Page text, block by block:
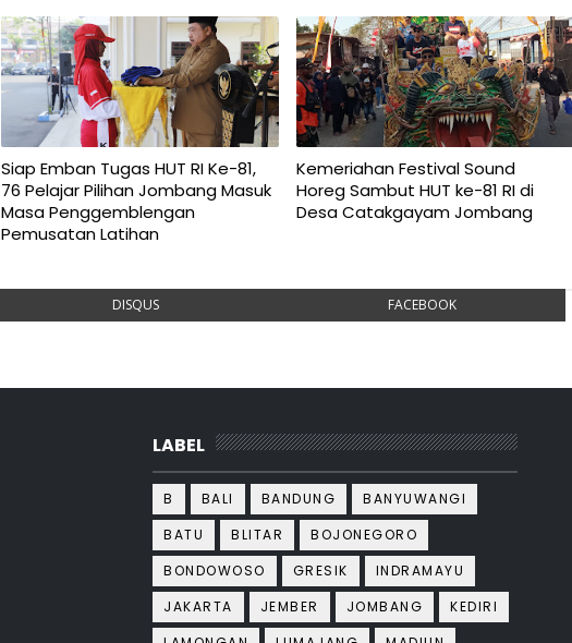
Siap Emban Tugas HUT RI Ke-81,
76 Pelajar Pilihan Jombang Masuk
Masa Penggemblengan
Pemusatan Latihan
Kemeriahan Festival Sound
Horeg Sambut HUT ke-81 RI di
Desa Catakgayam Jombang
DISQUS FACEBOOK
LABEL
B BALI BANDUNG
BANYUWANGI
BATU
BLITAR
BOJONEGORO
BONDOWOSO
GRESIK
INDRAMAYU
JAKARTA
JEMBER JOMBANG
KEDIRI